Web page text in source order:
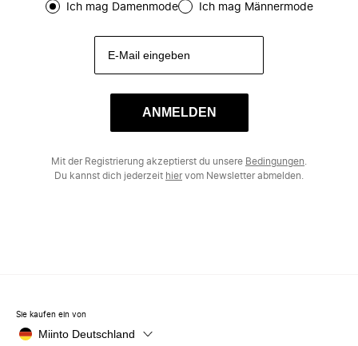
Ich mag Damenmode Ich mag Männermode
ANMELDEN
Mit der Registrierung akzeptierst du unsere Bedingungen
Du kannst dich jederzeit hiervom Newsletter abmelden.
Sie kaufen ein von
Miinto Deutschland